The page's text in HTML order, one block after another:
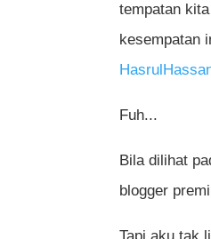
tempatan
kesempatan
Fuh...
Bila dilihat
blogger